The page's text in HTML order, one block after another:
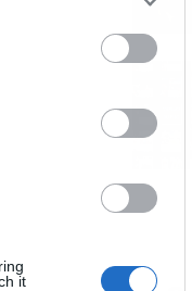
it